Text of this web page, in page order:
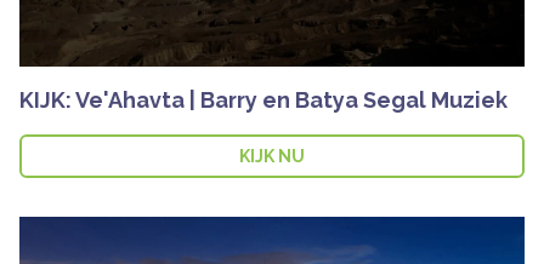
KIJK: Ve'Ahavta | Barry en Batya Segal Muziek
KIJK NU